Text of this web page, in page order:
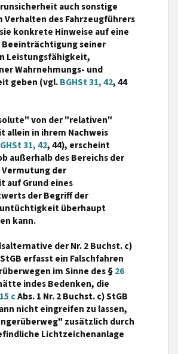
auch sonstige
des Fahrzeugführers
konkrete Hinweise auf eine
seiner
Leistungsfähigkeit,
Wahrnehmungs- und
geben (vgl.BGHSt 31, 42, 44
von der "relativen"
allein in ihrem Nachweis
31, 42, 44), erscheint
außerhalb des Bereichs der
der
auf Grund eines
der Begriff der
überhaupt
kann.
der Nr. 2 Buchst. c)
erfasst ein Falschfahren
im Sinne des §26
indes Bedenken, die
cAbs. 1 Nr. 2 Buchst. c) StGB
nicht eingreifen zu lassen,
zusätzlich durch
Lichtzeichenanlage